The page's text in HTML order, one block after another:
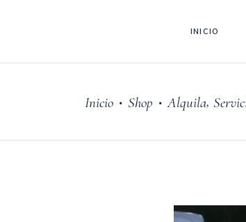
INICIO
Inicio • Shop • Alquila,